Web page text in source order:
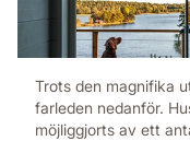
Trots den magnifika
farleden nedanför.
möjliggjorts av ett